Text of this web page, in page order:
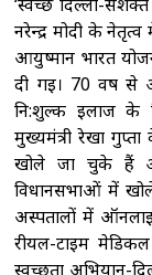
नरेन्द्र मोदी के
आयुष्मान भारत
दी गई। 70 वर्ष से
नि:शुल्क इलाज के
मुख्यमंत्री रेखा
खोले जा चुके हैं
विधानसभाओं में
अस्पतालों में
रीयल-टाइम
स्वच्छता अभियान-